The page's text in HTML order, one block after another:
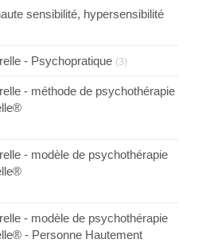
sensibilité, hypersensibilité
- Psychopratique (3)
- méthode de psychothérapie
- modèle de psychothérapie
- modèle de psychothérapie
- Personne Hautement